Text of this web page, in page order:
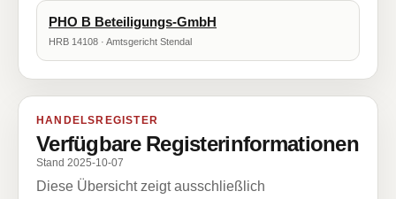
PHO B Beteiligungs-GmbH
HRB 14108 · Amtsgericht Stendal
HANDELSREGISTER
Verfügbare Registerinformationen
Stand 2025-10-07
Diese Übersicht zeigt ausschließlich